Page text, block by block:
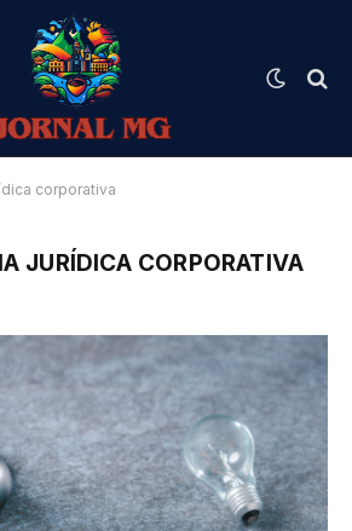
corporativa
JURÍDICA CORPORATIVA